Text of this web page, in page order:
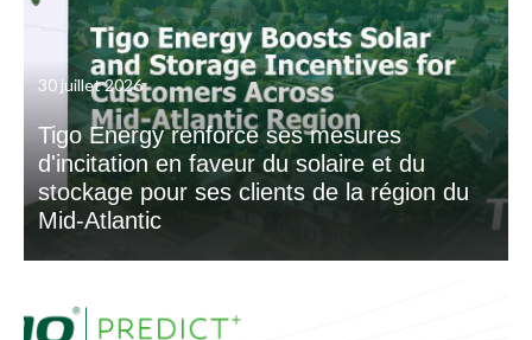
30 juillet 2026
Tigo Energy renforce ses mesures
d'incitation en faveur du solaire et du
stockage pour ses clients de la région du
Mid-Atlantic